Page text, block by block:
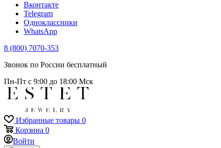
Вконтакте
Telegram
Одноклассники
WhatsApp
8 (800) 7070-353
Звонок по России бесплатный
Пн-Пт с 9:00 до 18:00 Мск
Избранные товары 0
Корзина 0
Войти